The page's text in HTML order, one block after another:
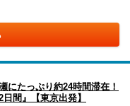
にたっぷり約24時間滞在！
間』【東京出発】